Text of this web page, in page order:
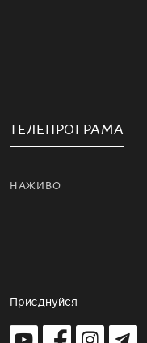
ТЕЛЕПРОГРАМА
НАЖИВО
Приєднуйся